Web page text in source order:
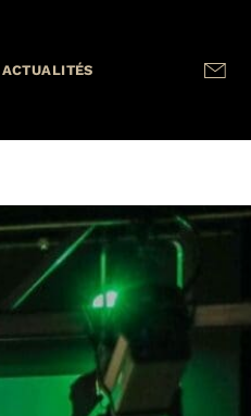
ACTUALITÉS
avenir